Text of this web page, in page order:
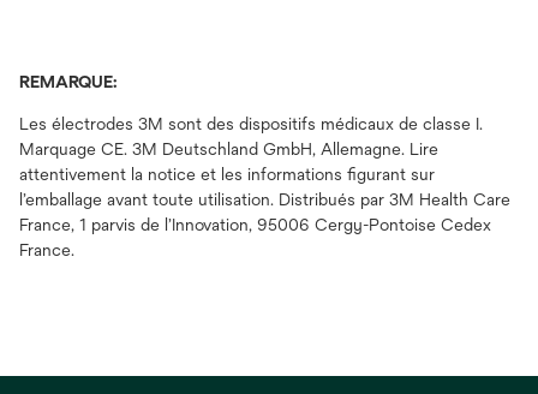
REMARQUE:
Les électrodes 3M sont des dispositifs médicaux de classe I.
Marquage CE. 3M Deutschland GmbH, Allemagne. Lire
attentivement la notice et les informations figurant sur
l’emballage avant toute utilisation. Distribués par 3M Health Care
France, 1 parvis de l’Innovation, 95006 Cergy-Pontoise Cedex
France.